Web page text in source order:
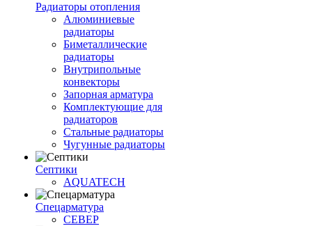
Радиаторы отопления
Алюминиевые
радиаторы
Биметаллические
радиаторы
Внутрипольные
конвекторы
Запорная арматура
Комплектующие для
радиаторов
Стальные радиаторы
Чугунные радиаторы
Септики
AQUATECH
Спецарматура
СЕВЕР